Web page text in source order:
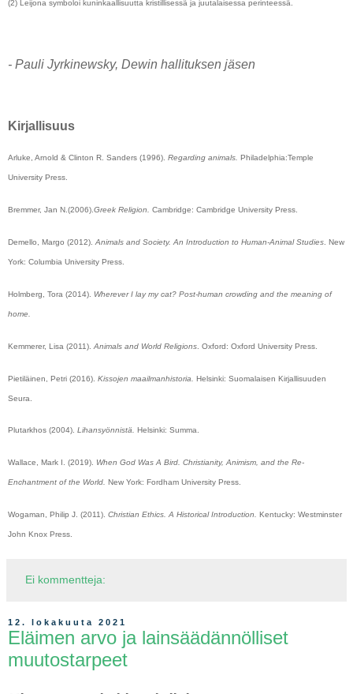
(2) Leijona symboloi kuninkaallisuutta kristillisessä ja juutalaisessa perinteessä.
- Pauli Jyrkinewsky, Dewin hallituksen jäsen
Kirjallisuus
Arluke, Arnold & Clinton R. Sanders (1996). Regarding animals. Philadelphia:Temple
University Press.
Bremmer, Jan N.(2006).Greek Religion. Cambridge: Cambridge University Press.
Demello, Margo (2012). Animals and Society. An Introduction to Human-Animal Studies . New
York: Columbia University Press.
Holmberg, Tora (2014). Wherever I lay my cat? Post-human crowding and the meaning of
home.
Kemmerer, Lisa (2011). Animals and World Religions . Oxford: Oxford University Press.
Pietiläinen, Petri (2016). Kissojen maailmanhistoria. Helsinki: Suomalaisen Kirjallisuuden
Seura.
Plutarkhos (2004). Lihansyönnistä. Helsinki: Summa.
Wallace, Mark I. (2019). When God Was A Bird. Christianity, Animism, and the Re-
Enchantment of the World. New York: Fordham University Press.
Wogaman, Philip J. (2011). Christian Ethics. A Historical Introduction. Kentucky: Westminster
John Knox Press.
Ei kommentteja:
12. lokakuuta 2021
Eläimen arvo ja lainsäädännölliset
muutostarpeet